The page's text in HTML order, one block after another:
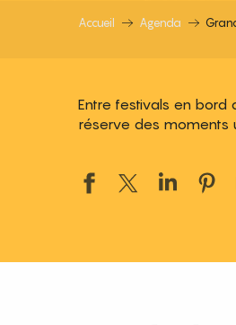
Accueil Agenda
Entre festivals en bord
réserve des moments